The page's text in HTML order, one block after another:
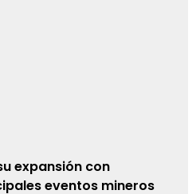
expansión con
eventos mineros